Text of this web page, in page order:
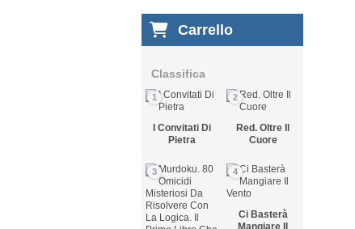
Carrello
Classifica
1
I Convitati Di
Pietra
2
Red. Oltre Il
Cuore
3 4
Ci Basterà
Mangiare Il